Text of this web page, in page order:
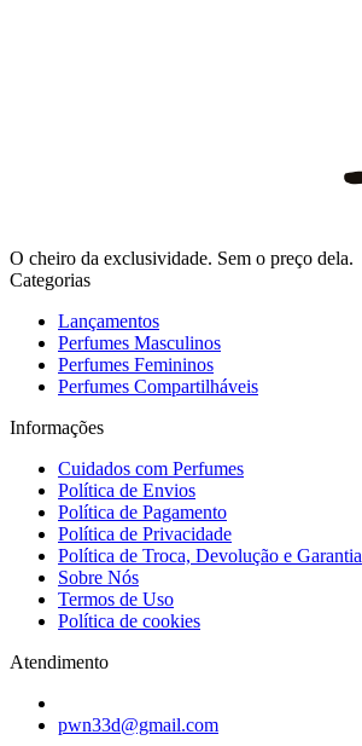
O cheiro da exclusividade. Sem o preço dela.
Categorias
Lançamentos
Perfumes Masculinos
Perfumes Femininos
Perfumes Compartilháveis
Informações
Cuidados com Perfumes
Política de Envios
Política de Pagamento
Política de Privacidade
Política de Troca, Devolução e Garantia
Sobre Nós
Termos de Uso
Política de cookies
Atendimento
pwn33d@gmail.com